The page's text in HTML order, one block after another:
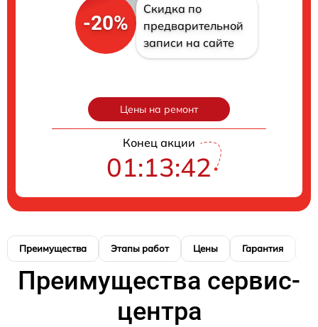
-20%
Скидка по
предварительной
записи на сайте
Цены на ремонт
Конец акции
01:13:41
Преимущества Этапы работ Цены Гарантия
Преимущества сервис-
центра